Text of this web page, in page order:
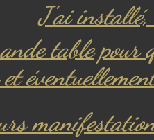
J'ai installé,
table pour